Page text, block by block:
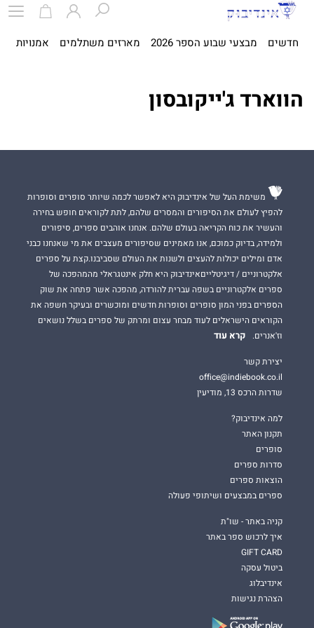
חדשים מבצעי שבוע הספר 2026 מארזים משתלמים אמנויות
הווארד ג'ייקובסון
משימת העל של אינדיבוק היא לאפשר לכמה שיותר סופרים וסופרות
להפיץ לעולם את הסיפורים והמסרים שלהם, לתת לקוראים חופש בחירה
והעשיר את כוח הקריאה בעולם שלהם. אנחנו אוהבים ספרים, סיפורים
ולמידה, בדיוק כמוכם, אנו מאמינים שסיפורים מעצבים את מי שאנחנו כבני
אדם ומילים יכולות להעצים ולשנות את העולם שסביבנו.קצת על ספרים
אלקטרוניים / דיגיטלייםאינדיבוק היא חלק אינטגראלי מהמהפכה של
ספרים אלקטרוניים בשפה עברית להורדה, מהפכה אשר פתחה את שוק
הספרים בפני המון סופרים וסופרות חדשים ומוכשרים ובעיקר חשפה את
הקוראים הישראלים לעוד מבחר עצום ומרתק של ספרים בשלל נושאים
וז'אנרים.
קרא עוד
יצירת קשר
office@indiebook.co.il
שדרות הרכס 13, מודיעין
למה אינדיבוק?
תקנון האתר
סופרים
סדרות ספרים
הוצאות ספרים
ספרים במבצעים ושיתופי פעולה
קניה באתר - שו"ת
איך לרכוש ספר באתר
GIFT CARD
ביטול עסקה
אינדיבלוג
הצהרת נגישות